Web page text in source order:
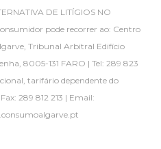
DE LITÍGIOS NO
pode recorrer ao: Centro
Tribunal Arbitral Edifício
8005-131 FARO | Tel: 289 823
tarifário dependente do
Fax: 289 812 213 | Email: